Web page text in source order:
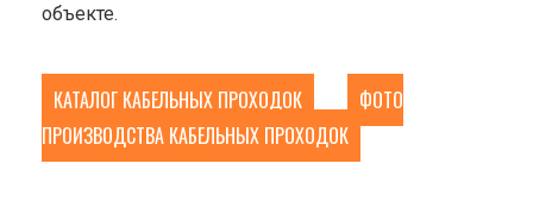
объекте.
КАТАЛОГ КАБЕЛЬНЫХ ПРОХОДОК
ФОТО
ПРОИЗВОДСТВА КАБЕЛЬНЫХ ПРОХОДОК